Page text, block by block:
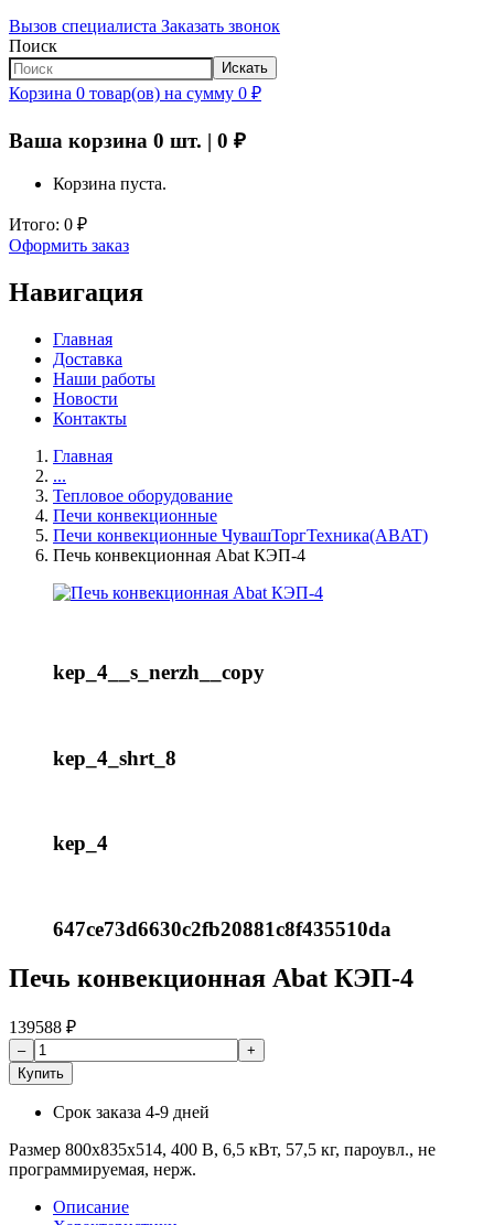
Вызов специалиста Заказать звонок
Поиск
Искать
Корзина 0 товар(ов) на сумму 0 ₽
Ваша корзина 0 шт. | 0 ₽
Корзина пуста.
Итого: 0 ₽
Оформить заказ
Навигация
Главная
Доставка
Наши работы
Новости
Контакты
Главная
...
Тепловое оборудование
Печи конвекционные
Печи конвекционные ЧувашТоргТехника(ABAT)
Печь конвекционная Abat КЭП-4
kep_4__s_nerzh__copy
kep_4_shrt_8
kep_4
647ce73d6630c2fb20881c8f435510da
Печь конвекционная Abat КЭП-4
139588 ₽
Купить
Срок заказа 4-9 дней
Размер 800х835х514, 400 В, 6,5 кВт, 57,5 кг, пароувл., не
программируемая, нерж.
Описание